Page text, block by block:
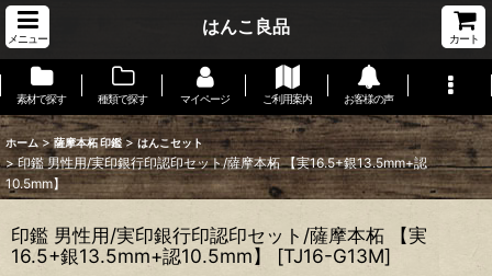
メニュー
はんこ良品
カート
素材で探す 種類で探す マイページ ご利用案内 お客様の声
ホーム > 薩摩本柘 印鑑 > はんこセット
> 印鑑 男性用/実印銀行印認印セット/薩摩本柘 【実16.5+銀13.5mm+認
10.5mm】
印鑑 男性用/実印銀行印認印セット/薩摩本柘 【実
16.5+銀13.5mm+認10.5mm】
[TJ16-G13M]